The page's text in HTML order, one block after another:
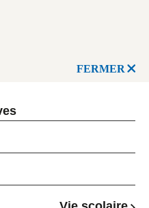
FERMER